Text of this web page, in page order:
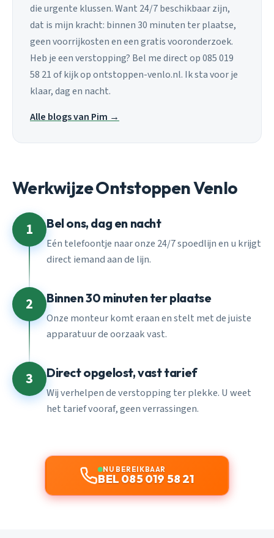
die urgente klussen. Want 24/7 beschikbaar zijn,
dat is mijn kracht: binnen 30 minuten ter plaatse,
geen voorrijkosten en een gratis vooronderzoek.
Heb je een verstopping? Bel me direct op 085 019
58 21 of kijk op ontstoppen-venlo.nl. Ik sta voor je
klaar, dag en nacht.
Alle blogs van Pim →
Werkwijze Ontstoppen Venlo
1 Bel ons, dag en nacht
Eén telefoontje naar onze 24/7 spoedlijn en u krijgt
direct iemand aan de lijn.
2 Binnen 30 minuten ter plaatse
Onze monteur komt eraan en stelt met de juiste
apparatuur de oorzaak vast.
3 Direct opgelost, vast tarief
Wij verhelpen de verstopping ter plekke. U weet
het tarief vooraf, geen verrassingen.
NU BEREIKBAAR
BEL 085 019 58 21